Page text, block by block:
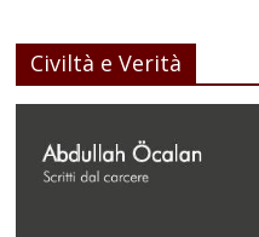
Civiltà e Verità